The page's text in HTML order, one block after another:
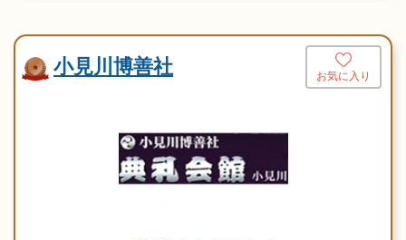
小見川博善社 お気に入り